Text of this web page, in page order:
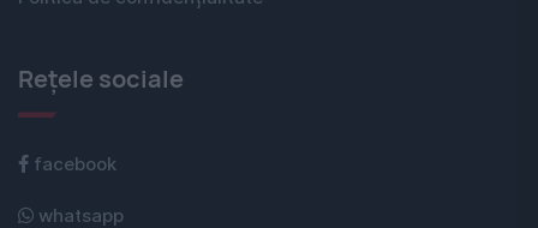
Rețele sociale
facebook
whatsapp